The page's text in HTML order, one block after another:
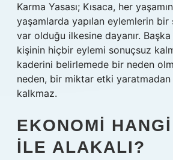
Karma Yasası; Kısaca, her
yaşamlarda yapılan eylemlerin
var olduğu ilkesine dayanır.
kişinin hiçbir eylemi sonuçsuz
kaderini belirlemede bir neden
neden, bir miktar etki
kalkmaz.
EKONOMI
ILE ALAKALI?